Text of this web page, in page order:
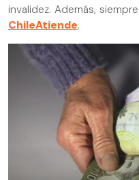
invalidez. Además,
ChileAtiende.